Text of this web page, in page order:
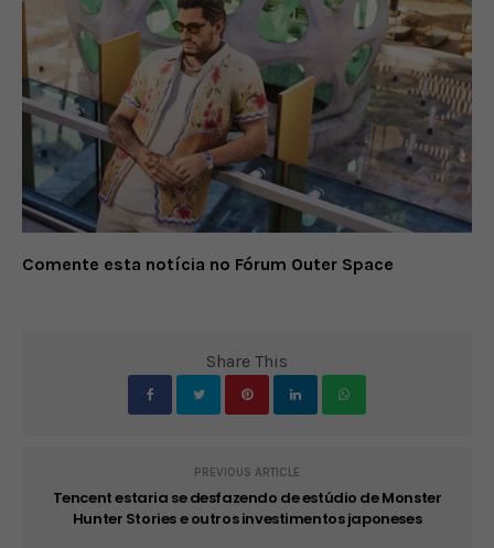
Comente esta notícia no Fórum Outer Space
Share This
PREVIOUS ARTICLE
Tencent estaria se desfazendo de estúdio de Monster
Hunter Stories e outros investimentos japoneses